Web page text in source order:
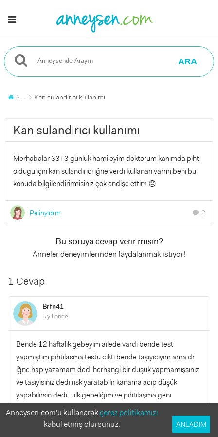
ARA
... Kan sulandırıcı kullanımı
Kan sulandırıcı kullanımı
Merhabalar 33+3 günlük hamileyim doktorum kanımda pıhtı
oldugu için kan sulandırıcı iğne verdi kullanan varmı beni bu
konuda bilgilendirirmisiniz çok endişe ettim 😞
Pelinyldrm chat 2
Bu soruya cevap verir misin?
Anneler deneyimlerinden faydalanmak istiyor!
1 Cevap
Brfn41
5 yıl önce
Bende 12 haftalık gebeyim ailede vardı bende test
yapmıştım pihtilasma testu cıktı bende taşıyıcıyim ama dr
iğne hap yazamam dedi herhangi bir düşük yapmamışsınız
ve tasiyisiniz dedi risk yaratabilir kanama acip düşük
yapabilirsin dedi .. ilk gebeliğim ve pıhtılaşma geni
taşıyorum bende ne olcak hic binmiyorum endiseliyim
elbete size önerdiyse kullanin bence
Anneysen.com'u kullanarakçerez politikamızı
kabul etmiş olursunuz.
ANLADIM